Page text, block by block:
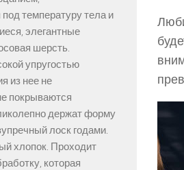
температуру тела и
элегантные
шерсть.
упругостью
из нее не
покрываются
держат форму
лоск годами.
хлопок. Проходит
которая